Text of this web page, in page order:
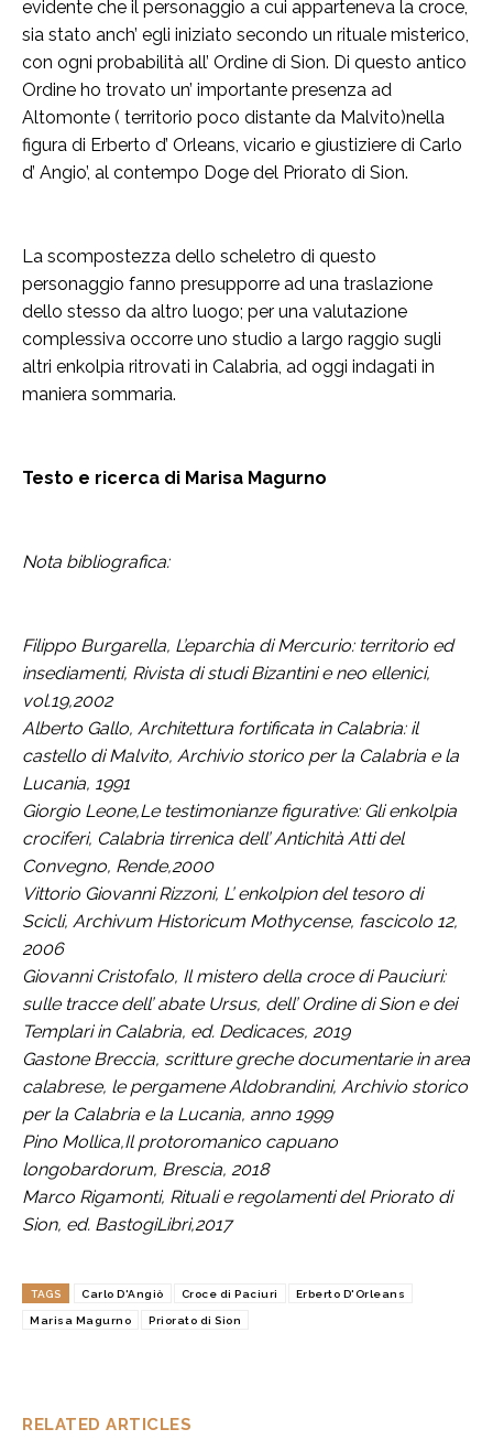
RELATED ARTICLES
evidente che il personaggio a cui apparteneva la croce,
sia stato anch’ egli iniziato secondo un rituale misterico,
con ogni probabilità all’ Ordine di Sion. Di questo antico
Ordine ho trovato un’ importante presenza ad
Altomonte ( territorio poco distante da Malvito)nella
figura di Erberto d’ Orleans, vicario e giustiziere di Carlo
d’ Angio’, al contempo Doge del Priorato di Sion.
La scompostezza dello scheletro di questo
personaggio fanno presupporre ad una traslazione
dello stesso da altro luogo; per una valutazione
complessiva occorre uno studio a largo raggio sugli
altri enkolpia ritrovati in Calabria, ad oggi indagati in
maniera sommaria.
Testo e ricerca di Marisa Magurno
Nota bibliografica:
Filippo Burgarella, L’eparchia di Mercurio: territorio ed
insediamenti, Rivista di studi Bizantini e neo ellenici,
vol.19,2002
Alberto Gallo, Architettura fortificata in Calabria: il
castello di Malvito, Archivio storico per la Calabria e la
Lucania, 1991
Giorgio Leone,Le testimonianze figurative: Gli enkolpia
crociferi, Calabria tirrenica dell’ Antichità Atti del
Convegno, Rende,2000
Vittorio Giovanni Rizzoni, L’ enkolpion del tesoro di
Scicli, Archivum Historicum Mothycense, fascicolo 12,
2006
Giovanni Cristofalo, Il mistero della croce di Pauciuri:
sulle tracce dell’ abate Ursus, dell’ Ordine di Sion e dei
Templari in Calabria, ed. Dedicaces, 2019
Gastone Breccia, scritture greche documentarie in area
calabrese, le pergamene Aldobrandini, Archivio storico
per la Calabria e la Lucania, anno 1999
Pino Mollica,Il protoromanico capuano
longobardorum, Brescia, 2018
Marco Rigamonti, Rituali e regolamenti del Priorato di
Sion, ed. BastogiLibri,2017
TAGS Carlo D'Angiò Croce di Paciuri Erberto D'Orleans
Marisa Magurno Priorato di Sion